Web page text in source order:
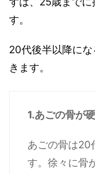
す。
20代後半以降に
きます。
1.あごの骨が
あごの骨は20
す。徐々に骨